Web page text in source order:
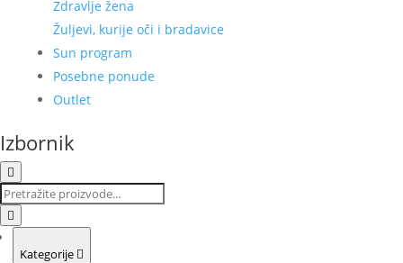
Zdravlje žena
Žuljevi, kurije oči i bradavice
Sun program
Posebne ponude
Outlet
Izbornik
Kategorije